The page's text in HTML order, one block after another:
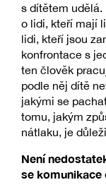
s dítětem
o lidi, kteří mají
lidi, kteří jsou
konfrontace s
ten člověk
podle něj dítě
jakými se
tomu, jakým
nátlaku, je
Není
se komunikace